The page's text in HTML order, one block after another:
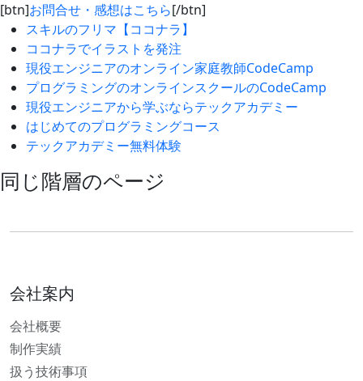
[btn]お問合せ・感想はこちら[/btn]
スキルのフリマ【ココナラ】
ココナラでイラストを発注
現役エンジニアのオンライン家庭教師CodeCamp
プログラミングのオンラインスクールのCodeCamp
現役エンジニアから学ぶならテックアカデミー
はじめてのプログラミングコース
テックアカデミー無料体験
同じ階層のページ
会社案内
会社概要
制作実績
扱う技術事項